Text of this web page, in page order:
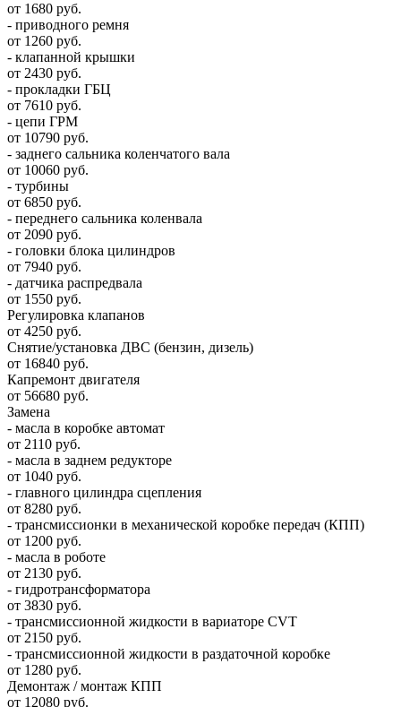
от 1680 руб.
- приводного ремня
от 1260 руб.
- клапанной крышки
от 2430 руб.
- прокладки ГБЦ
от 7610 руб.
- цепи ГРМ
от 10790 руб.
- заднего сальника коленчатого вала
от 10060 руб.
- турбины
от 6850 руб.
- переднего сальника коленвала
от 2090 руб.
- головки блока цилиндров
от 7940 руб.
- датчика распредвала
от 1550 руб.
Регулировка клапанов
от 4250 руб.
Снятие/установка ДВС (бензин, дизель)
от 16840 руб.
Капремонт двигателя
от 56680 руб.
Замена
- масла в коробке автомат
от 2110 руб.
- масла в заднем редукторе
от 1040 руб.
- главного цилиндра сцепления
от 8280 руб.
- трансмиссионки в механической коробке передач (КПП)
от 1200 руб.
- масла в роботе
от 2130 руб.
- гидротрансформатора
от 3830 руб.
- трансмиссионной жидкости в вариаторе CVT
от 2150 руб.
- трансмиссионной жидкости в раздаточной коробке
от 1280 руб.
Демонтаж / монтаж КПП
от 12080 руб.